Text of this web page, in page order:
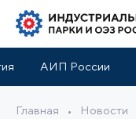
АИП России
Главная • Новости